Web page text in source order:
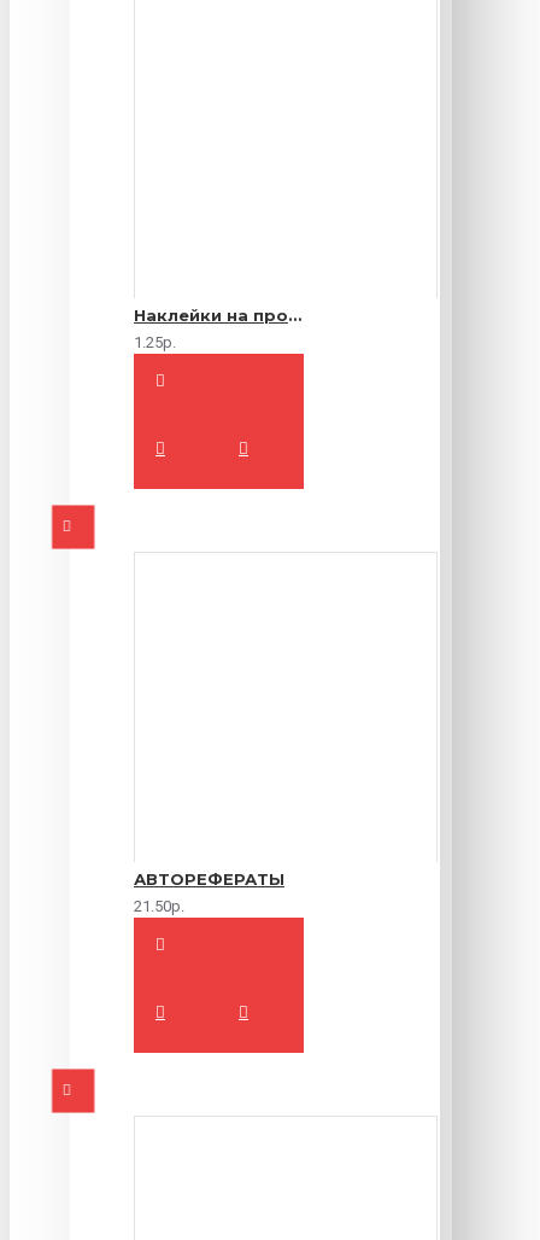
Наклейки на продукты
1.25р.
АВТОРЕФЕРАТЫ
21.50р.